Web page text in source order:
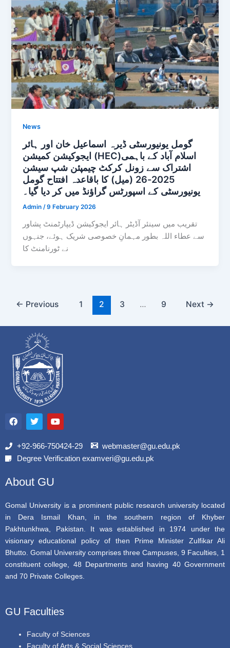
News
گومل یونیورسٹی ڈیرہ اسماعیل خان اور ہائر
ایجوکیشن کمیشن (HEC)اسلام آباد کے باہمی
اشتراک سے زونل کرکٹ چیمپئن شپ سیشن
2025-26 (میل) کا باقاعدہ افتتاح گومل
یونیورسٹی کے اسپورٹس گراؤنڈ میں کر دیا گیا۔
Admin/9 February 2026
تقریب میں سینئر آڈیٹر ہائر ایجوکیشن ڈیپارٹمنٹ پشاور
سے عطاء اللہ بطور مہمانِ خصوصی شریک ہوئے، جنہوں
نے ٹورنامنٹ کا
← Previous 1 2 3 … 9 Next →
a
c
b
o
T
w
i
t
r
Y
o
u
u
e
+92-966-750424-29
webmaster@gu.edu.pk
Degree Verification examveri@gu.edu.pk
About GU
Gomal University is a prominent public research university located
in Dera Ismail Khan, in the southern region of Khyber
Pakhtunkhwa, Pakistan. It was established in 1974 under the
visionary educational policy of then Prime Minister Zulfikar Ali
Bhutto. Gomal University comprises three Campuses, 9 Faculties, 1
constituent college, 48 Departments and having 40 Government
and 70 Private Colleges.
GU Faculties
Faculty of Sciences
Faculty of Arts & Social Sciences